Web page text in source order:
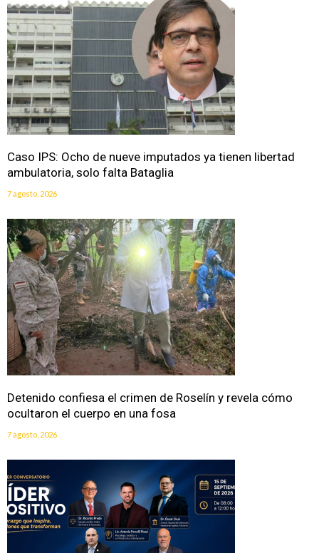
Caso IPS: Ocho de nueve imputados ya tienen libertad
ambulatoria, solo falta Bataglia
7 agosto, 2026
Detenido confiesa el crimen de Roselín y revela cómo
ocultaron el cuerpo en una fosa
7 agosto, 2026